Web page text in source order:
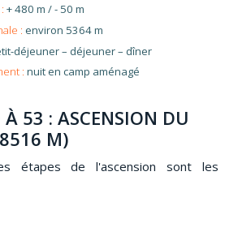
+ 480 m / - 50 m
environ 5364 m
déjeuner – déjeuner – dîner
: nuit en camp aménagé
À 53 : ASCENSION DU
M)
étapes de l'ascension sont les